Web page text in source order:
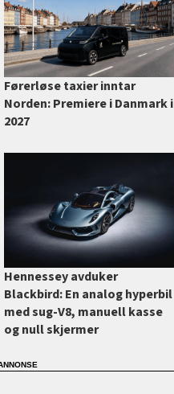
Førerløse taxier inntar
Norden: Premiere i Danmark i
2027
Hennessey avduker
Blackbird: En analog hyperbil
med sug-V8, manuell kasse
og null skjermer